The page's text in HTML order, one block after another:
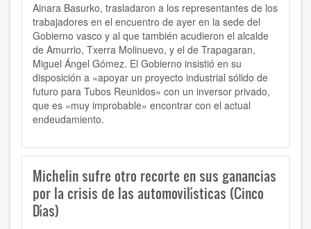
Ainara Basurko, trasladaron a los representantes de los
trabajadores en el encuentro de ayer en la sede del
Gobierno vasco y al que también acudieron el alcalde
de Amurrio, Txerra Molinuevo, y el de Trapagaran,
Miguel Ángel Gómez. El Gobierno insistió en su
disposición a «apoyar un proyecto industrial sólido de
futuro para Tubos Reunidos» con un inversor privado,
que es «muy improbable» encontrar con el actual
endeudamiento.
Michelin sufre otro recorte en sus ganancias
por la crisis de las automovilísticas (Cinco
Días)